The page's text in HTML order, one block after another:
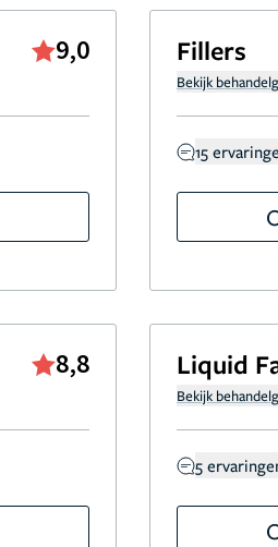
9,0 Fillers
Bekijk
15
8,8 Liquid
Bekijk
5